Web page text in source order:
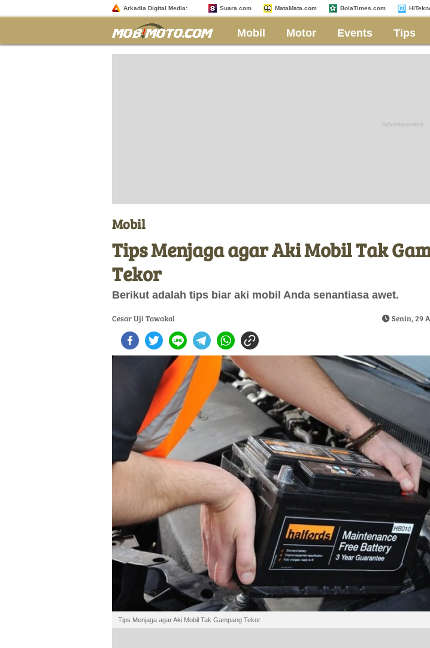
Arkadia Digital Media: Suara.com MataMata.com BolaTimes.com
Mobil Motor Events Tips
Mobil
Tips Menjaga agar Aki Mobil Tak
Tekor
Berikut adalah tips biar aki mobil Anda senantiasa awet.
Cesar Uji Tawakal Senin, 29
Tips Menjaga agar Aki Mobil Tak Gampang Tekor